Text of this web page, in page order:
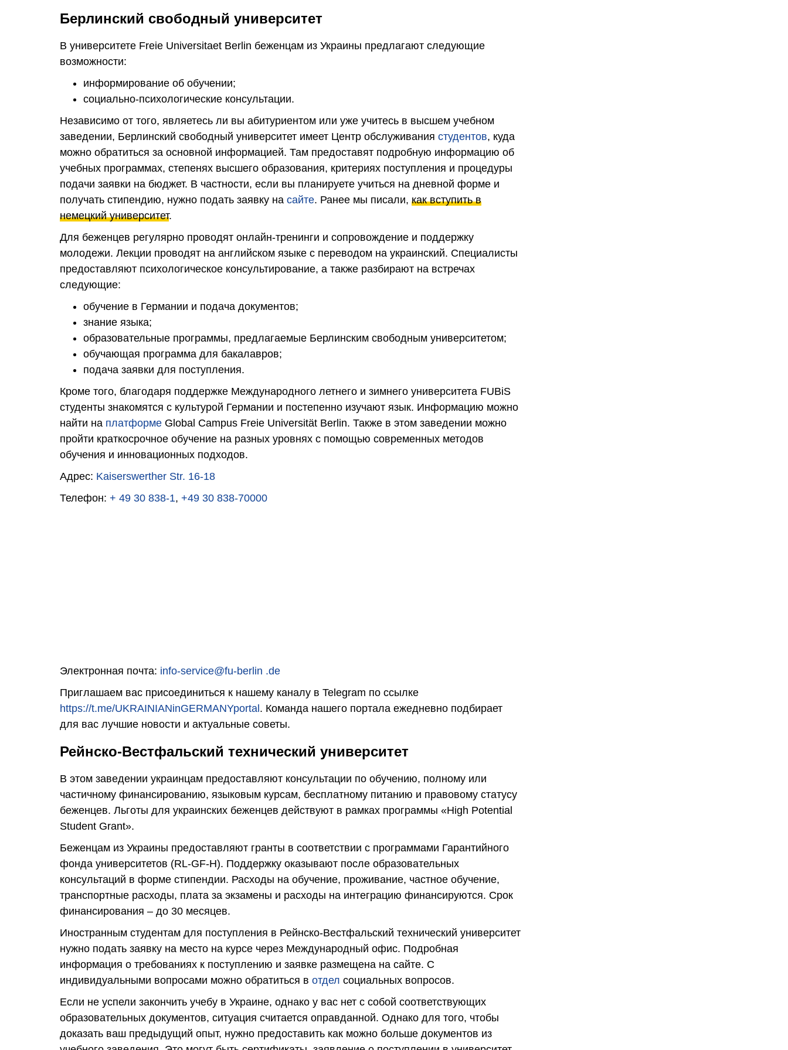
Берлинский свободный университет
В университете Freie Universitaet Berlin беженцам из Украины предлагают следующие
возможности:
информирование об обучении;
социально-психологические консультации.
Независимо от того, являетесь ли вы абитуриентом или уже учитесь в высшем учебном
заведении, Берлинский свободный университет имеет Центр обслуживания студентов, куда
можно обратиться за основной информацией. Там предоставят подробную информацию об
учебных программах, степенях высшего образования, критериях поступления и процедуры
подачи заявки на бюджет. В частности, если вы планируете учиться на дневной форме и
получать стипендию, нужно подать заявку на сайте. Ранее мы писали, как вступить в
немецкий университет.
Для беженцев регулярно проводят онлайн-тренинги и сопровождение и поддержку
молодежи. Лекции проводят на английском языке с переводом на украинский. Специалисты
предоставляют психологическое консультирование, а также разбирают на встречах
следующие:
обучение в Германии и подача документов;
знание языка;
образовательные программы, предлагаемые Берлинским свободным университетом;
обучающая программа для бакалавров;
подача заявки для поступления.
Кроме того, благодаря поддержке Международного летнего и зимнего университета FUBiS
студенты знакомятся с культурой Германии и постепенно изучают язык. Информацию можно
найти на платформе Global Campus Freie Universität Berlin. Также в этом заведении можно
пройти краткосрочное обучение на разных уровнях с помощью современных методов
обучения и инновационных подходов.
Адрес: Kaiserswerther Str. 16-18
Телефон: + 49 30 838-1, +49 30 838-70000
Электронная почта: info-service@fu-berlin .de
Приглашаем вас присоединиться к нашему каналу в Telegram по ссылке
https://t.me/UKRAINIANinGERMANYportal . Команда нашего портала ежедневно подбирает
для вас лучшие новости и актуальные советы.
Рейнско-Вестфальский технический университет
В этом заведении украинцам предоставляют консультации по обучению, полному или
частичному финансированию, языковым курсам, бесплатному питанию и правовому статусу
беженцев. Льготы для украинских беженцев действуют в рамках программы «High Potential
Student Grant».
Беженцам из Украины предоставляют гранты в соответствии с программами Гарантийного
фонда университетов (RL-GF-H). Поддержку оказывают после образовательных
консультаций в форме стипендии. Расходы на обучение, проживание, частное обучение,
транспортные расходы, плата за экзамены и расходы на интеграцию финансируются. Срок
финансирования – до 30 месяцев.
Иностранным студентам для поступления в Рейнско-Вестфальский технический университет
нужно подать заявку на место на курсе через Международный офис. Подробная
информация о требованиях к поступлению и заявке размещена на сайте. С
индивидуальными вопросами можно обратиться в отдел социальных вопросов.
Если не успели закончить учебу в Украине, однако у вас нет с собой соответствующих
образовательных документов, ситуация считается оправданной. Однако для того, чтобы
доказать ваш предыдущий опыт, нужно предоставить как можно больше документов из